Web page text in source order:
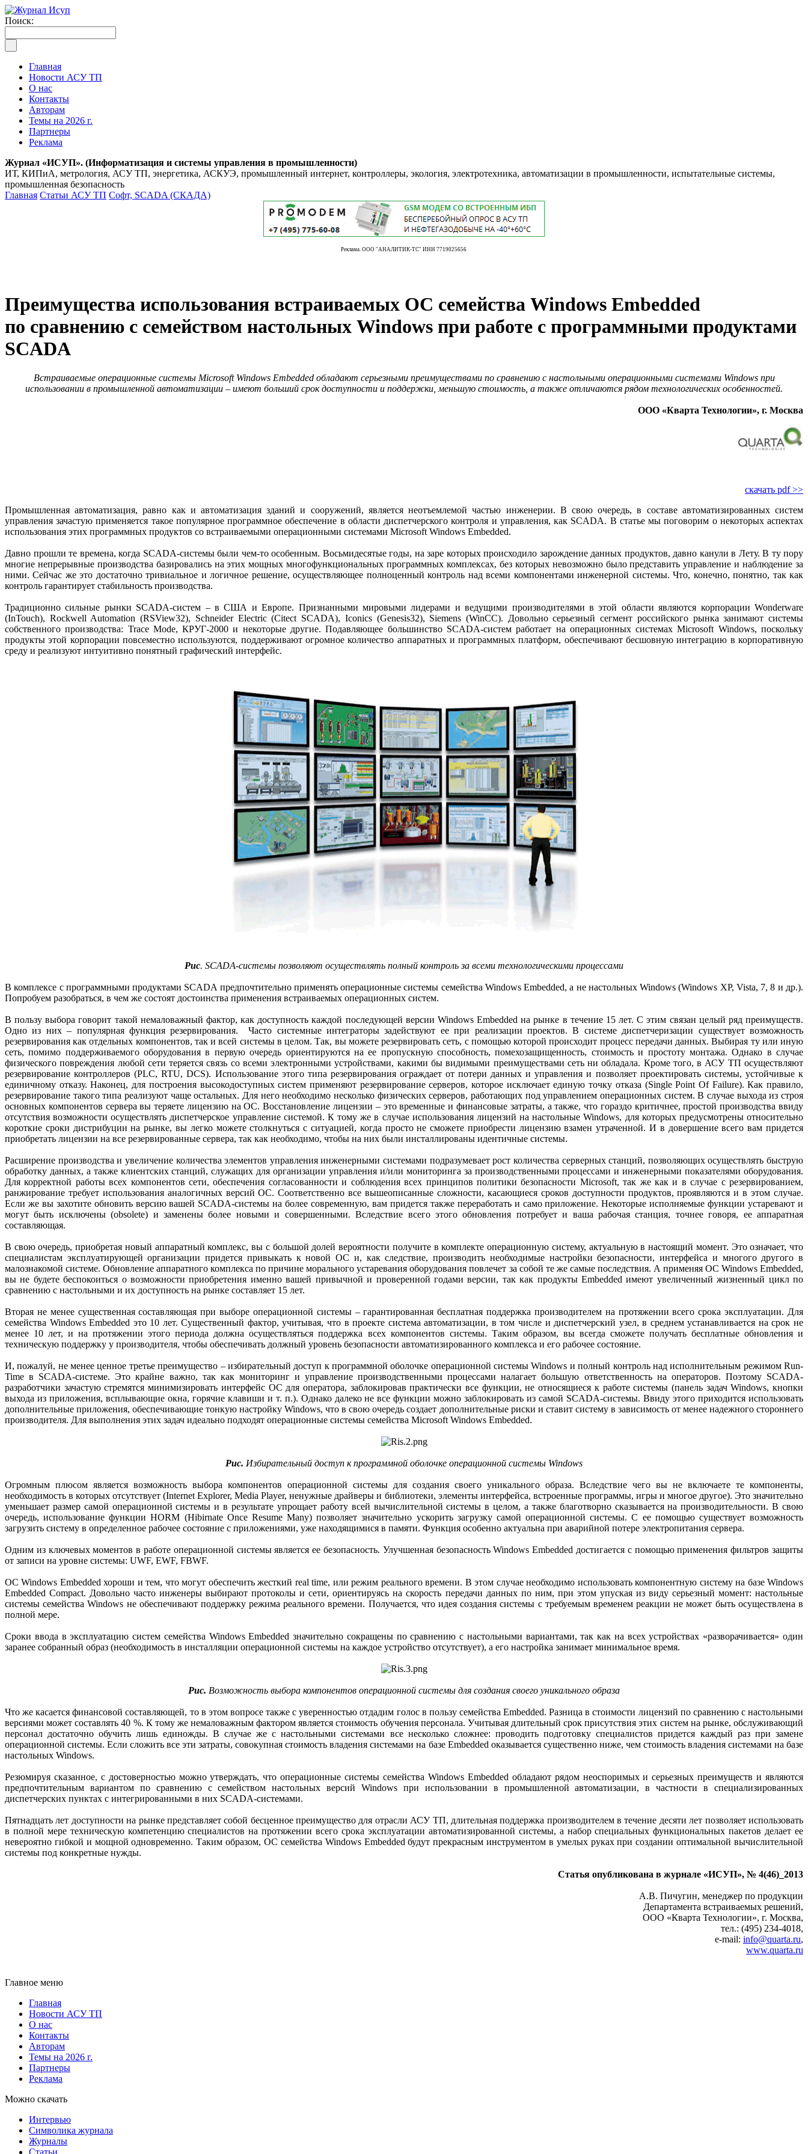
Поиск:
Главная
Новости АСУ ТП
О нас
Контакты
Авторам
Темы на 2026 г.
Партнеры
Реклама
Журнал «ИСУП». (Информатизация и системы управления в промышленности)
ИТ, КИПиА, метрология, АСУ ТП, энергетика, АСКУЭ, промышленный интернет, контроллеры, экология, электротехника, автоматизации в промышленности, испытательные системы,
промышленная безопасность
Главная Статьи АСУ ТП Софт, SCADA (СКАДА)
Реклама. ООО "АНАЛИТИК-ТС" ИНН 7719025656
Преимущества использования встраиваемых ОС семейства Windows Embedded
по сравнению с семейством настольных Windows при работе с программными продуктами
SCADA
Встраиваемые операционные системы Microsoft Windows Embedded обладают серьезными преимуществами по сравнению с настольными операционными системами Windows при
использовании в промышленной автоматизации – имеют больший срок доступности и поддержки, меньшую стоимость, а также отличаются рядом технологических особенностей.
ООО «Кварта Технологии», г. Москва
скачать pdf >>
Промышленная автоматизация, равно как и автоматизация зданий и сооружений, является неотъемлемой частью инженерии. В свою очередь, в составе автоматизированных систем
управления зачастую применяется такое популярное программное обеспечение в области диспетчерского контроля и управления, как SCADA. В статье мы поговорим о некоторых аспектах
использования этих программных продуктов со встраиваемыми операционными системами Microsoft Windows Embedded.
Давно прошли те времена, когда SCADA-системы были чем-то особенным. Восьмидесятые годы, на заре которых происходило зарождение данных продуктов, давно канули в Лету. В ту пору
многие непрерывные производства базировались на этих мощных многофункциональных программных комплексах, без которых невозможно было представить управление и наблюдение за
ними. Сейчас же это достаточно тривиальное и логичное решение, осуществляющее полноценный контроль над всеми компонентами инженерной системы. Что, конечно, понятно, так как
контроль гарантирует стабильность производства.
Традиционно сильные рынки SCADA-систем – в США и Европе. Признанными мировыми лидерами и ведущими производителями в этой области являются корпорации Wonderware
(InTouch), Rockwell Automation (RSView32), Schneider Electric (Citect SCADA), Iconics (Genesis32), Siemens (WinCC). Довольно серьезный сегмент российского рынка занимают системы
собственного производства: Trace Mode, КРУГ‑2000 и некоторые другие. Подавляющее большинство SCADA-систем работает на операционных системах Microsoft Windows, поскольку
продукты этой корпорации повсеместно используются, поддерживают огромное количество аппаратных и программных платформ, обеспечивают бесшовную интеграцию в корпоративную
среду и реализуют интуитивно понятный графический интерфейс.
Рис. SCADA-системы позволяют осуществлять полный контроль за всеми технологическими процессами
В комплексе с программными продуктами SCADA предпочтительно применять операционные системы семейства Windows Embedded, а не настольных Windows (Windows XP, Vista, 7, 8 и др.).
Попробуем разобраться, в чем же состоят достоинства применения встраиваемых операционных систем.
В пользу выбора говорит такой немаловажный фактор, как доступность каждой последующей версии Windows Embedded на рынке в течение 15 лет. С этим связан целый ряд преимуществ.
Одно из них – популярная функция резервирования. Часто системные интеграторы задействуют ее при реализации проектов. В системе диспетчеризации существует возможность
резервирования как отдельных компонентов, так и всей системы в целом. Так, вы можете резервировать сеть, с помощью которой происходит процесс передачи данных. Выбирая ту или иную
сеть, помимо поддерживаемого оборудования в первую очередь ориентируются на ее пропускную способность, помехозащищенность, стоимость и простоту монтажа. Однако в случае
физического повреждения любой сети теряется связь со всеми электронными устройствами, какими бы видимыми преимуществами сеть ни обладала. Кроме того, в АСУ ТП осуществляют
резервирование контроллеров (PLC, RTU, DCS). Использование этого типа резервирования ограждает от потери данных и управления и позволяет проектировать системы, устойчивые к
единичному отказу. Наконец, для построения высокодоступных систем применяют резервирование серверов, которое исключает единую точку отказа (Single Point Of Failure). Как правило,
резервирование такого типа реализуют чаще остальных. Для него необходимо несколько физических серверов, работающих под управлением операционных систем. В случае выхода из строя
основных компонентов сервера вы теряете лицензию на ОС. Восстановление лицензии – это временные и финансовые затраты, а также, что гораздо критичнее, простой производства ввиду
отсутствия возможности осуществлять диспетчерское управление системой. К тому же в случае использования лицензий на настольные Windows, для которых предусмот­рены относительно
короткие сроки дистрибуции на рынке, вы легко можете столкнуться с ситуацией, когда просто не сможете приобрести лицензию взамен утраченной. И в довершение всего вам придется
приобретать лицензии на все резервированные сервера, так как необходимо, чтобы на них были инсталлированы идентичные системы.
Расширение производства и увеличение количества элементов управления инженерными системами подразумевает рост количества серверных станций, позволяющих осуществлять быструю
обработку данных, а также клиентских станций, служащих для организации управления и/или мониторинга за производственными процессами и инженерными показателями оборудования.
Для корректной работы всех компонентов сети, обеспечения согласованности и соблюдения всех принципов политики безопасности Microsoft, так же как и в случае с резервированием,
ранжирование требует использования аналогичных версий ОС. Соответственно все вышеописанные сложности, касающиеся сроков доступности продуктов, проявляются и в этом случае.
Если же вы захотите обновить версию вашей SCADA-системы на более современную, вам придется также переработать и само приложение. Некоторые исполняемые функции устаревают и
могут быть исключены (obsolete) и заменены более новыми и совершенными. Вследствие всего этого обновления потребует и ваша рабочая станция, точнее говоря, ее аппаратная
составляющая.
В свою очередь, приобретая новый аппаратный комплекс, вы с большой долей вероятности получите в комплекте операционную систему, актуальную в настоящий момент. Это означает, что
специалистам эксплуатирующей организации придется привыкать к новой ОС и, как следствие, производить необходимые настройки безопасности, интерфейса и многого другого в
малознакомой системе. Обновление аппаратного комплекса по причине морального устаревания оборудования повлечет за собой те же самые последствия. А применяя ОС Windows Embedded,
вы не будете беспокоиться о возможности приобретения именно вашей привычной и проверенной годами версии, так как продукты Embedded имеют увеличенный жизненный цикл по
сравнению с настольными и их доступность на рынке составляет 15 лет.
Вторая не менее существенная составляющая при выборе операционной системы – гарантированная бесплатная поддержка производителем на протяжении всего срока эксплуатации. Для
семейства Windows Embedded это 10 лет. Существенный фактор, учитывая, что в проекте система автоматизации, в том числе и диспетчерский узел, в среднем устанавливается на срок не
менее 10 лет, и на протяжении этого периода должна осуществляться поддержка всех компонентов системы. Таким образом, вы всегда сможете получать бесплатные обновления и
техническую поддержку у производителя, чтобы обеспечивать должный уровень безопасности автоматизированного комплекса и его рабочее состояние.
И, пожалуй, не менее ценное третье преимущество – избирательный доступ к программной оболочке операционной системы Windows и полный контроль над исполнительным режимом Run-
Time в SCADA-системе. Это крайне важно, так как мониторинг и управление производственными процессами налагает большую ответственность на операторов. Поэтому SCADA-
разработчики зачастую стремятся минимизировать интерфейс ОС для оператора, заблокировав практически все функции, не относящиеся к работе системы (панель задач Windows, кнопки
выхода из приложения, всплывающие окна, горячие клавиши и т. п.). Однако далеко не все функции можно заблокировать из самой SCADA-системы. Ввиду этого приходится использовать
дополнительные приложения, обеспечивающие тонкую настройку Windows, что в свою очередь создает дополнительные риски и ставит систему в зависимость от менее надежного стороннего
производителя. Для выполнения этих задач идеально подходят операционные системы семейства Microsoft Windows Embedded.
Рис. Избирательный доступ к программной оболочке операционной системы Windows
Огромным плюсом является возможность выбора компонентов операционной системы для создания своего уникального образа. Вследствие чего вы не включаете те компоненты,
необходимость в которых отсутствует (Internet Explorer, Media Player, ненужные драйверы и библиотеки, элементы интерфейса, встроенные программы, игры и многое другое). Это значительно
уменьшает размер самой операционной системы и в результате упрощает работу всей вычислительной системы в целом, а также благотворно сказывается на производительности. В свою
очередь, использование функции HORM (Hibirnate Once Resume Many) позволяет значительно ускорить загрузку самой операционной системы. С ее помощью существует возможность
загрузить систему в определенное рабочее состояние с приложениями, уже находящимися в памяти. Функция особенно актуальна при аварийной потере электропитания сервера.
Одним из ключевых моментов в работе операционной системы является ее безопасность. Улучшенная безопасность Windows Embedded достигается с помощью применения фильтров защиты
от записи на уровне системы: UWF, EWF, FBWF.
ОС Windows Embedded хороши и тем, что могут обеспечить жесткий real time, или режим реального времени. В этом случае необходимо использовать компонентную систему на базе Windows
Embedded Compact. Довольно часто инженеры выбирают протоколы и сети, ориентируясь на скорость передачи данных по ним, при этом упуская из виду серьезный момент: настольные
системы семейства Windows не обеспечивают поддержку режима реального времени. Получается, что идея создания системы с требуемым временем реакции не может быть осуществлена в
полной мере.
Сроки ввода в эксплуатацию систем семейства Windows Embedded значительно сокращены по сравнению с настольными вариантами, так как на всех устройствах «разворачивается» один
заранее собранный образ (необходимость в инсталляции операционной системы на каждое устройство отсутствует), а его настройка занимает минимальное время.
Рис. Возможность выбора компонентов операционной системы для создания своего уникального образа
Что же касается финансовой составляющей, то в этом вопросе также с уверенностью отдадим голос в пользу семейства Embedded. Разница в стоимости лицензий по сравнению с настольными
версиями может составлять 40 %. К тому же немаловажным фактором является стоимость обучения персонала. Учитывая длительный срок присутствия этих систем на рынке, обслуживающий
персонал достаточно обучить лишь единожды. В случае же с настольными системами все несколько сложнее: проводить подготовку специалистов придется каждый раз при замене
операционной системы. Если сложить все эти затраты, совокупная стоимость владения системами на базе Embedded оказывается существенно ниже, чем стоимость владения системами на базе
настольных Windows.
Резюмируя сказанное, с достоверностью можно утверждать, что операционные системы семейства Windows Embedded обладают рядом неоспоримых и серьезных преимуществ и являются
предпочтительным вариантом по сравнению с семейством настольных версий Windows при использовании в промышленной автоматизации, в частности в специализированных
диспетчерских пунктах с интегрированными в них SCADA-системами.
Пятнадцать лет доступности на рынке представляет собой бесценное преимущество для отрасли АСУ ТП, длительная поддержка производителем в течение десяти лет позволяет использовать
в полной мере техническую компетенцию специалистов на протяжении всего срока эксплуатации автоматизированной системы, а набор специальных функциональных пакетов делает ее
невероятно гибкой и мощной одновременно. Таким образом, ОС семейства Windows Embedded будут прекрасным инструментом в умелых руках при создании оптимальной вычислительной
системы под конкретные нужды.
Статья опубликована в журнале «ИСУП», № 4(46)_2013
А.В. Пичугин, менеджер по продукции
Департамента встраиваемых решений,
ООО «Кварта Технологии», г. Москва,
тел.: (495) 234-4018,
e‑mail: info@quarta.ru,
www.quarta.ru
Главное меню
Главная
Новости АСУ ТП
О нас
Контакты
Авторам
Темы на 2026 г.
Партнеры
Реклама
Можно скачать
Интервью
Символика журнала
Журналы